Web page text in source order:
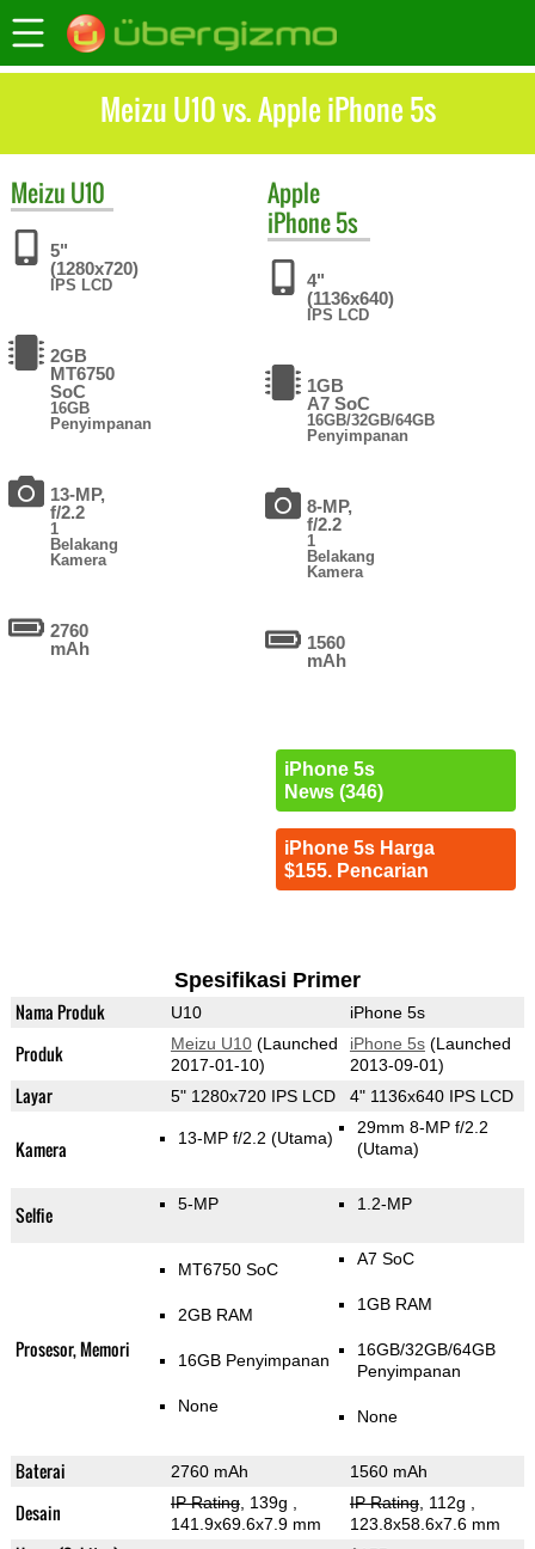
Meizu U10 vs. Apple iPhone 5s
Meizu U10
5"
(1280x720)
IPS LCD
2GB
MT6750
SoC
16GB
Penyimpanan
13-MP,
f/2.2
1
Belakang
Kamera
2760
mAh
Apple
iPhone 5s
4"
(1136x640)
IPS LCD
1GB
A7 SoC
16GB/32GB/64GB
Penyimpanan
8-MP,
f/2.2
1
Belakang
Kamera
1560
mAh
iPhone 5s
News (346)
iPhone 5s Harga
$155. Pencarian
Spesifikasi Primer
Nama Produk U10 iPhone 5s
Produk Meizu U10(Launched
2017-01-10)
iPhone 5s(Launched
2013-09-01)
Layar 5" 1280x720 IPS LCD 4" 1136x640 IPS LCD
Kamera 13-MP f/2.2 (Utama)
29mm 8-MP f/2.2
(Utama)
Selfie 5-MP 1.2-MP
Prosesor, Memori
MT6750 SoC
2GB RAM
16GB Penyimpanan
None
A7 SoC
1GB RAM
16GB/32GB/64GB
Penyimpanan
None
Baterai 2760 mAh 1560 mAh
Desain IP Rating, 139g
141.9x69.6x7.9 mm
IP Rating, 112g
123.8x58.6x7.6 mm